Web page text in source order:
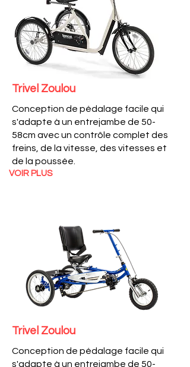
Trivel Zoulou
Conception de pédalage facile qui
s'adapte à un entrejambe de 50-
58cm avec un contrôle complet des
freins, de la vitesse, des vitesses et
de la poussée.
VOIR PLUS
Trivel Zoulou
Conception de pédalage facile qui
s'adapte à un entrejambe de 50-